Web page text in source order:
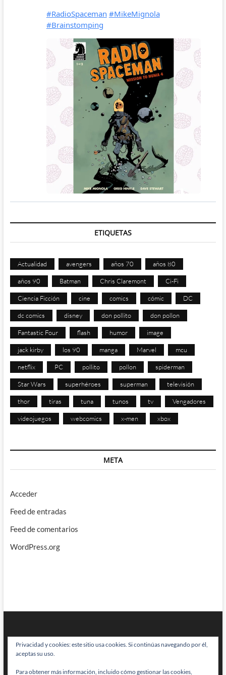
ETIQUETAS
Actualidad avengers años 70 años 80
años 90 Batman Chris Claremont Ci-Fi
Ciencia Ficción cine comics cómic DC
dc comics disney don pollito don pollon
Fantastic Four flash humor image
jack kirby los 90 manga Marvel mcu
netflix PC pollito pollon spiderman
Star Wars superhéroes superman televisión
thor tiras tuna tunos tv Vengadores
videojuegos webcomics x-men xbox
META
Acceder
Feed de entradas
Feed de comentarios
WordPress.org
Privacidad y cookies: este sitio usa cookies. Si continúas navegando por él,
aceptas su uso.
Para obtener más información, incluido cómo gestionar las cookies,